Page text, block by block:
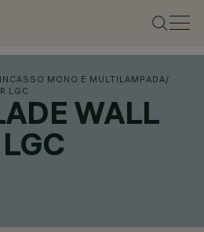
MONO E MULTILAMPADA/
LGC
WALL